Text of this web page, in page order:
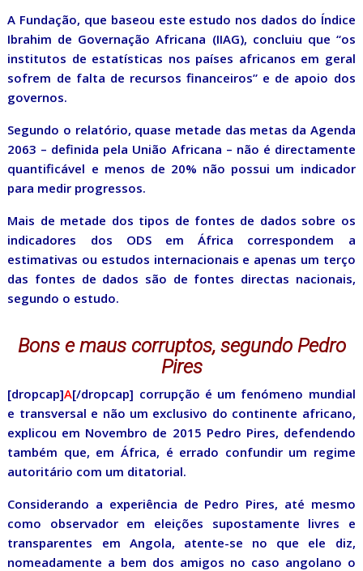
A Fundação, que baseou este estudo nos dados do Índice
Ibrahim de Governação Africana (IIAG), concluiu que “os
institutos de estatísticas nos países africanos em geral
sofrem de falta de recursos financeiros” e de apoio dos
governos.
Segundo o relatório, quase metade das metas da Agenda
2063 – definida pela União Africana – não é directamente
quantificável e menos de 20% não possui um indicador
para medir progressos.
Mais de metade dos tipos de fontes de dados sobre os
indicadores dos ODS em África correspondem a
estimativas ou estudos internacionais e apenas um terço
das fontes de dados são de fontes directas nacionais,
segundo o estudo.
Bons e maus corruptos, segundo Pedro
Pires
[dropcap]A[/dropcap] corrupção é um fenómeno mundial
e transversal e não um exclusivo do continente africano,
explicou em Novembro de 2015 Pedro Pires, defendendo
também que, em África, é errado confundir um regime
autoritário com um ditatorial.
Considerando a experiência de Pedro Pires, até mesmo
como observador em eleições supostamente livres e
transparentes em Angola, atente-se no que ele diz,
nomeadamente a bem dos amigos no caso angolano o